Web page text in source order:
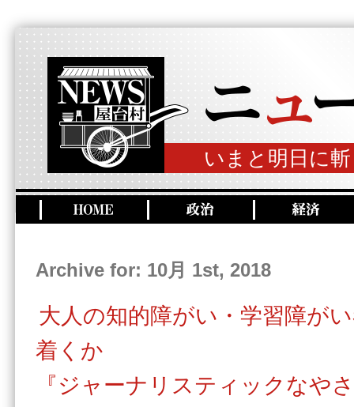
いまと明日に
Archive for: 10月 1st, 2018
大人の知的障がい・学習障が
着くか
『ジャーナリスティックなや